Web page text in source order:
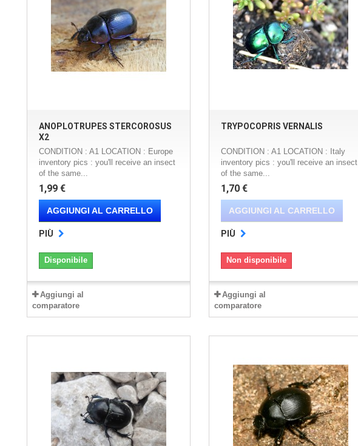
ANOPLOTRUPES STERCOROSUS
X2
CONDITION : A1 LOCATION : Europe
inventory pics : you'll receive an insect
of the same...
1,99 €
AGGIUNGI AL CARRELLO
PIÙ
Disponibile
Aggiungi al
comparatore
TRYPOCOPRIS VERNALIS
CONDITION : A1 LOCATION : Italy
inventory pics : you'll receive an insect
of the same...
1,70 €
AGGIUNGI AL CARRELLO
PIÙ
Non disponibile
Aggiungi al
comparatore